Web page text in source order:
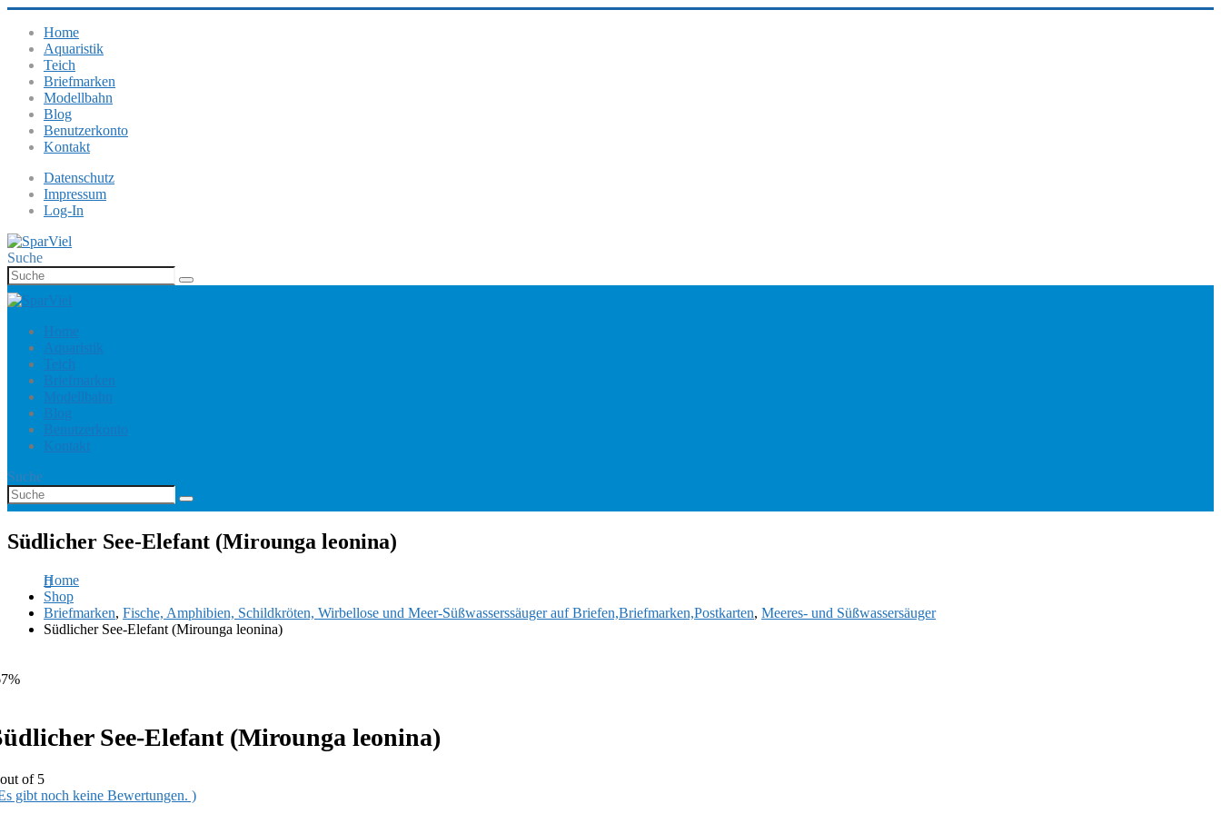
Home
Aquaristik
Teich
Briefmarken
Modellbahn
Blog
Benutzerkonto
Kontakt
Datenschutz
Impressum
Log-In
Suche
Home
Aquaristik
Teich
Briefmarken
Modellbahn
Blog
Benutzerkonto
Kontakt
Suche
Südlicher See-Elefant (Mirounga leonina)
Home
Shop
Briefmarken, Fische, Amphibien, Schildkröten, Wirbellose und Meer-Süßwasserssäuger auf Briefen,Briefmarken,Postkarten, Meeres- und Süßwassersäuger
Südlicher See-Elefant (Mirounga leonina)
See-Elefant (Mirounga leonina)
of 5
gibt noch keine Bewertungen. )